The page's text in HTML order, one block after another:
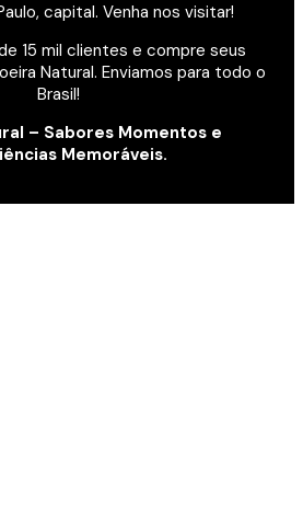
capital. Venha nos visitar!
15 mil clientes e compre seus
Natural. Enviamos para todo o
Brasil!
– Sabores Momentos e
Memoráveis.